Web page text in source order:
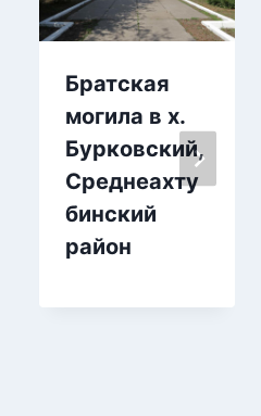
Братская
могила в х.
Бурковский,
Среднеахту
бинский
район